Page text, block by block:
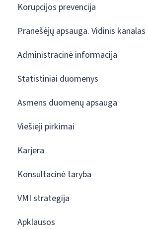
Korupcijos prevencija
Pranešėjų apsauga. Vidinis kanalas
Administracinė informacija
Statistiniai duomenys
Asmens duomenų apsauga
Viešieji pirkimai
Karjera
Konsultacinė taryba
VMI strategija
Apklausos